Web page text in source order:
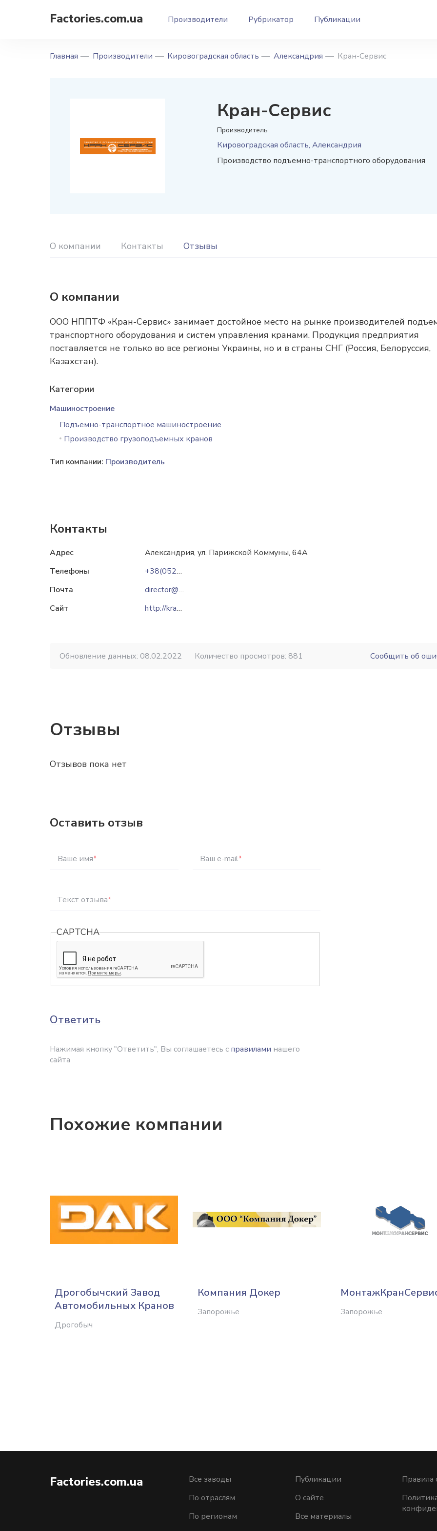
Factories.com.ua Производители Рубрикатор Публикации
Главная Производители Кировоградская область Александрия Кран-Сервис
Кран-Сервис
Производитель
Кировоградская область, Александрия
Производство подъемно-транспортного оборудования
О компании Контакты Отзывы
О компании
ООО НППТФ «Кран-Сервис» занимает достойное место на рынке производителей
транспортного оборудования и систем управления кранами. Продукция предприятия
поставляется не только во все регионы Украины, но и в страны СНГ (Россия, Белоруссия,
Казахстан).
Категории
Машиностроение
Подъемно-транспортное машиностроение
Производство грузоподъемных кранов
Тип компании: Производитель
Контакты
Адрес
Александрия, ул. Парижской Коммуны, 64A
Телефоны
+38(05235)7-38-50
Почта
director@kranservis.com
Сайт
http://kranservis.com
Обновление данных: 08.02.2022 Количество просмотров: 881 Сообщить об
Отзывы
Отзывов пока нет
Оставить отзыв
Ваше имя* Ваш e-mail*
Текст отзыва*
CAPTCHA
Ответить
Нажимая кнопку "Ответить", Вы соглашаетесь с правилами нашего
сайта
Похожие компании
Дрогобычский Завод
Автомобильных Кранов
Дрогобыч
Компания Докер
Запорожье Запорожье
Factories.com.ua
Все заводы
По отраслям
По регионам
Публикации
О сайте
Все материалы
Правила